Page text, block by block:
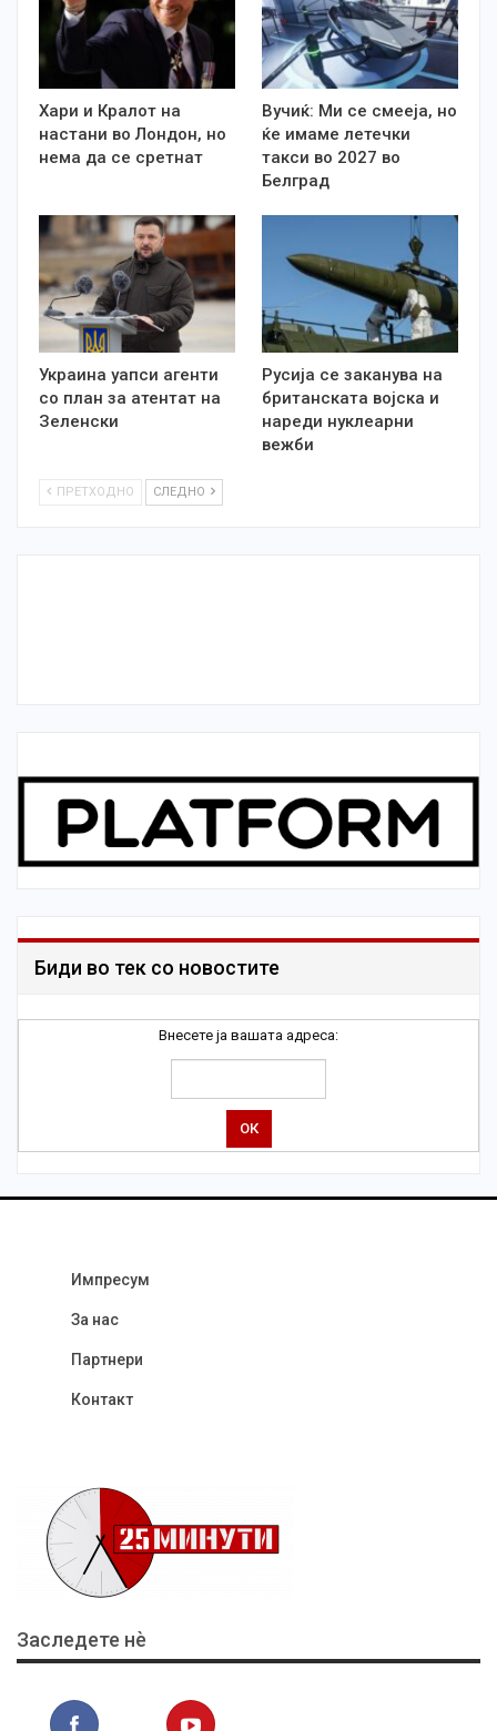
Хари и Кралот на
настани во Лондон, но
нема да се сретнат
Вучиќ: Ми се смееја, но
ќе имаме летечки
такси во 2027 во
Белград
Украина уапси агенти
со план за атентат на
Зеленски
Русија се заканува на
британската војска и
нареди нуклеарни
вежби
ПРЕТХОДНО СЛЕДНО
Биди во тек со новостите
Внесете ја вашата адреса:
Импресум
За нас
Партнери
Контакт
Заследете нѐ